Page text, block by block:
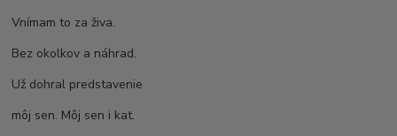
Vnímam to za živa.
Bez okolkov a náhrad.
Už dohral predstavenie
môj sen. Môj sen i kat.